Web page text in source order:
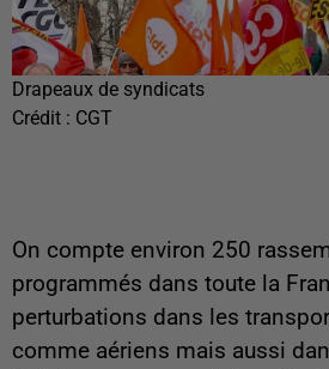
Drapeaux de syndicats
Crédit : CGT
On compte environ 250
programmés dans toute la
perturbations dans les
comme aériens mais aussi